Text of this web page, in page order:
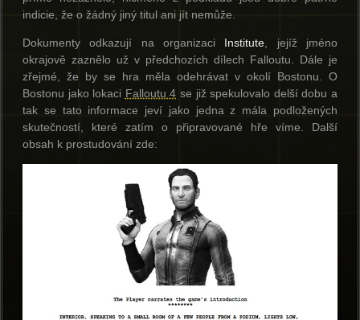
indicie, že o žádný jiný titul ani jít nemůže.
Dokumenty odkazují na organizaci Institute, jejíž jméno
okrajově zaznělo už v předchozích dílech Falloutu. Dále je
zřejmé, že by se hra měla odehrávat v okolí Bostonu. O
Bostonu jako lokaci Falloutu 4 se již spekulovalo delší dobu a
tak se tato informace jeví jako jedna z mála podložených
skutečností, které zatím o připravované hře víme. Další
obsah k prostudování zde: